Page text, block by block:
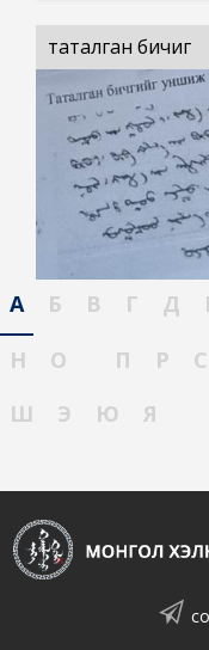
таталган бичиг
А Б В Г Д
Н
О П Р С
Ш
Э Ю Я